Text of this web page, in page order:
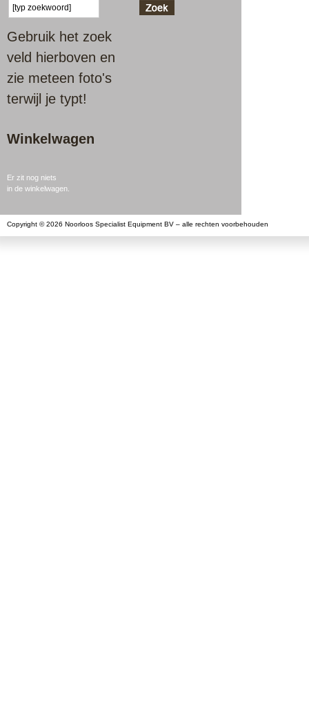
Gebruik het zoek
veld hierboven en
zie meteen foto's
terwijl je typt!
Winkelwagen
Er zit nog niets
in de winkelwagen.
Copyright © 2026 Noorloos Specialist Equipment BV – alle rechten voorbehouden